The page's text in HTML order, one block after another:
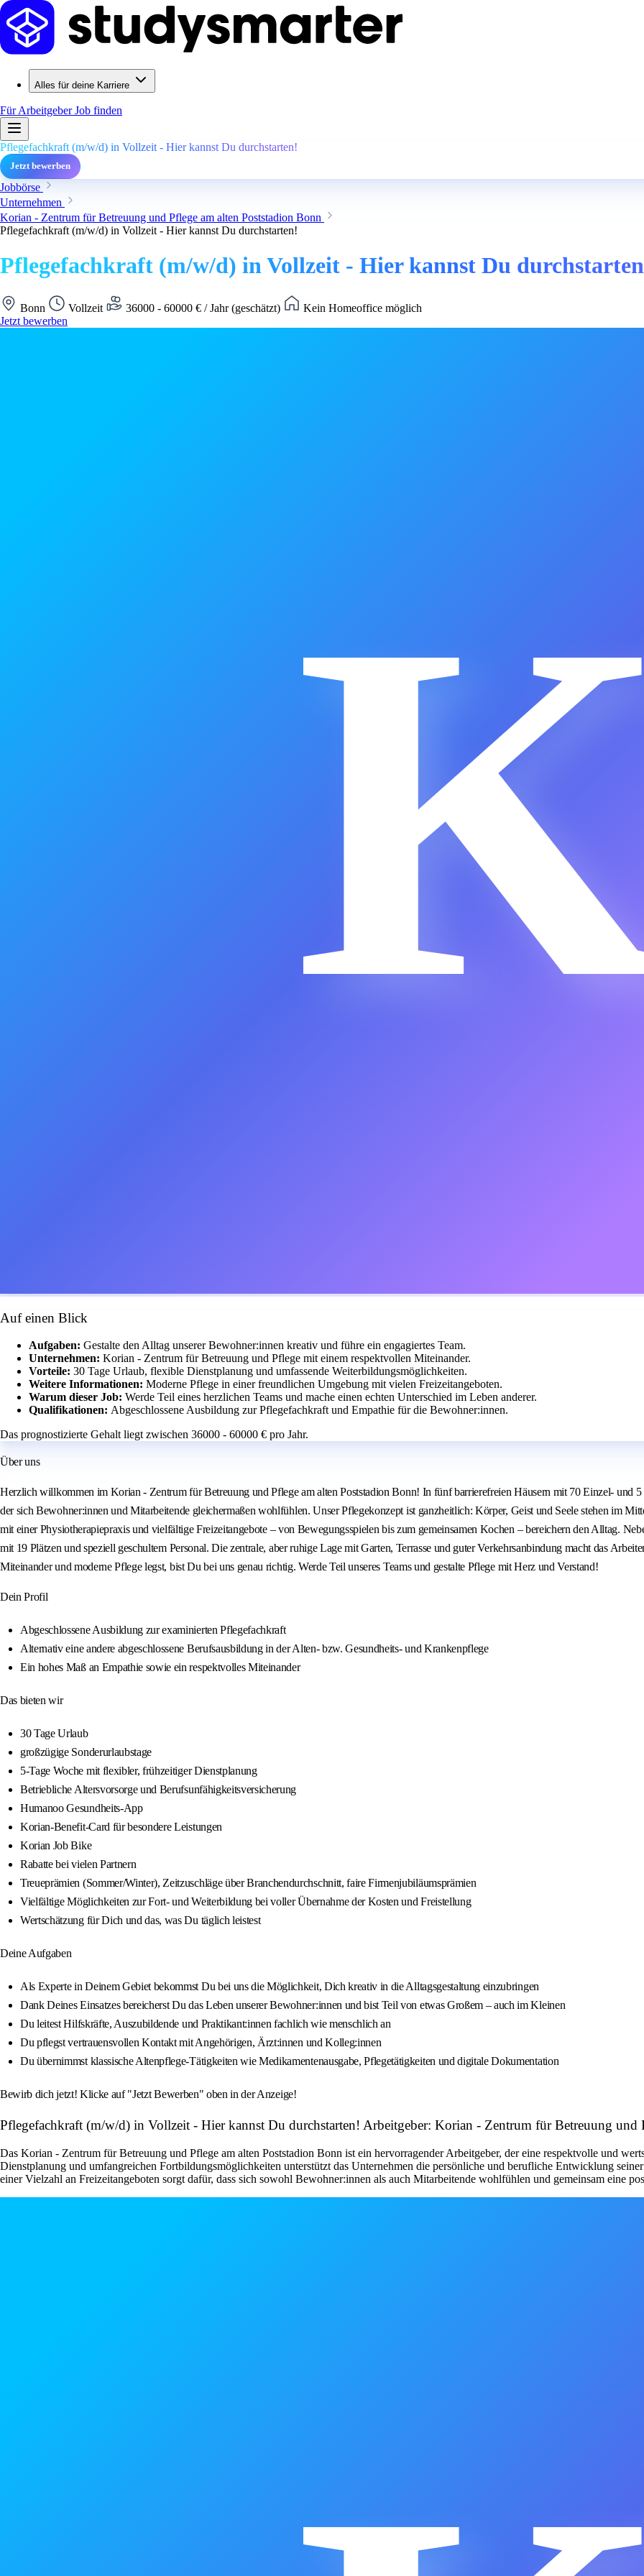
Alles für deine Karriere
Für ArbeitgeberJob finden
Pflegefachkraft (m/w/d) in Vollzeit - Hier kannst Du durchstarten!
Jetzt bewerben
Jobbörse
Unternehmen
Korian - Zentrum für Betreuung und Pflege am alten Poststadion Bonn
Pflegefachkraft (m/w/d) in Vollzeit - Hier kannst Du durchstarten!
Pflegefachkraft (m/w/d) in Vollzeit - Hier kannst Du
Bonn Vollzeit 36000 - 60000 € / Jahr (geschätzt)
Kein Homeoffice möglich
Jetzt bewerben
Auf einen Blick
Aufgaben: Gestalte den Alltag unserer Bewohner:innen kreativ und führe ein engagiertes Team.
Unternehmen: Korian - Zentrum für Betreuung und Pflege mit einem respektvollen Miteinander.
Vorteile: 30 Tage Urlaub, flexible Dienstplanung und umfassende Weiterbildungsmöglichkeiten.
Weitere Informationen: Moderne Pflege in einer freundlichen Umgebung mit vielen Freizeitangeboten.
Warum dieser Job: Werde Teil eines herzlichen Teams und mache einen echten Unterschied im Leben anderer.
Qualifikationen: Abgeschlossene Ausbildung zur Pflegefachkraft und Empathie für die Bewohner:innen.
Das prognostizierte Gehalt liegt zwischen 36000 - 60000 € pro Jahr.
Über uns
Herzlich willkommen im Korian - Zentrum für Betreuung und Pflege am alten Poststadion Bonn! In fünf barrierefreien Häusern mit 70 Einzel- und
der sich Bewohner:innen und Mitarbeitende gleichermaßen wohlfühlen. Unser Pflegekonzept ist ganzheitlich: Körper, Geist und Seele stehen im
mit einer Physiotherapiepraxis und vielfältige Freizeitangebote – von Bewegungsspielen bis zum gemeinsamen Kochen – bereichern den Alltag.
mit 19 Plätzen und speziell geschultem Personal. Die zentrale, aber ruhige Lage mit Garten, Terrasse und guter Verkehrsanbindung macht das
Miteinander und moderne Pflege legst, bist Du bei uns genau richtig. Werde Teil unseres Teams und gestalte Pflege mit Herz und Verstand!
Dein Profil
Abgeschlossene Ausbildung zur examinierten Pflegefachkraft
Alternativ eine andere abgeschlossene Berufsausbildung in der Alten- bzw. Gesundheits- und Krankenpflege
Ein hohes Maß an Empathie sowie ein respektvolles Miteinander
Das bieten wir
30 Tage Urlaub
großzügige Sonderurlaubstage
5-Tage Woche mit flexibler, frühzeitiger Dienstplanung
Betriebliche Altersvorsorge und Berufsunfähigkeitsversicherung
Humanoo Gesundheits-App
Korian-Benefit-Card für besondere Leistungen
Korian Job Bike
Rabatte bei vielen Partnern
Treueprämien (Sommer/Winter), Zeitzuschläge über Branchendurchschnitt, faire Firmenjubiläumsprämien
Vielfältige Möglichkeiten zur Fort- und Weiterbildung bei voller Übernahme der Kosten und Freistellung
Wertschätzung für Dich und das, was Du täglich leistest
Deine Aufgaben
Als Experte in Deinem Gebiet bekommst Du bei uns die Möglichkeit, Dich kreativ in die Alltagsgestaltung einzubringen
Dank Deines Einsatzes bereicherst Du das Leben unserer Bewohner:innen und bist Teil von etwas Großem – auch im Kleinen
Du leitest Hilfskräfte, Auszubildende und Praktikant:innen fachlich wie menschlich an
Du pflegst vertrauensvollen Kontakt mit Angehörigen, Ärzt:innen und Kolleg:innen
Du übernimmst klassische Altenpflege-Tätigkeiten wie Medikamentenausgabe, Pflegetätigkeiten und digitale Dokumentation
Bewirb dich jetzt! Klicke auf "Jetzt Bewerben" oben in der Anzeige!
Pflegefachkraft (m/w/d) in Vollzeit - Hier kannst Du durchstarten! Arbeitgeber: Korian - Zentrum für Betreuung und
Das Korian - Zentrum für Betreuung und Pflege am alten Poststadion Bonn ist ein hervorragender Arbeitgeber, der eine respektvolle und
Dienstplanung und umfangreichen Fortbildungsmöglichkeiten unterstützt das Unternehmen die persönliche und berufliche Entwicklung
einer Vielzahl an Freizeitangeboten sorgt dafür, dass sich sowohl Bewohner:innen als auch Mitarbeitende wohlfühlen und gemeinsam eine